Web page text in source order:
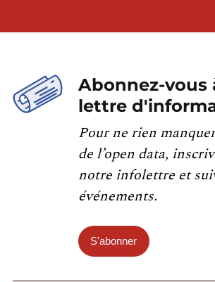
Abonnez-vous
lettre
Pour ne rien
de l’open data,
notre infolettre et
événements.
S'abonner